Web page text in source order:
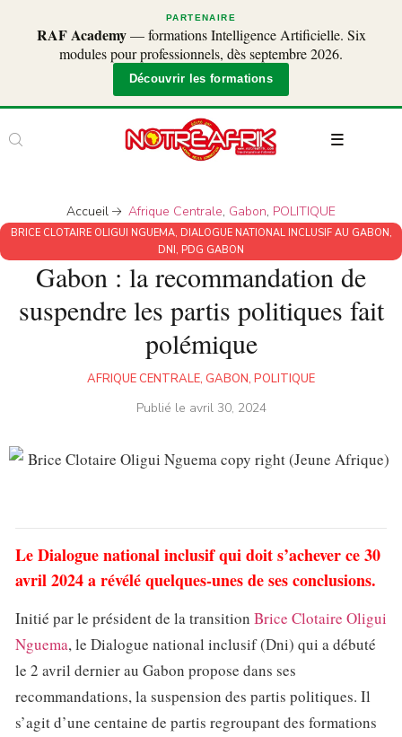
PARTENAIRE
RAF Academy— formations Intelligence Artificielle. Six
modules pour professionnels, dès septembre 2026.
Découvrir les formations
Accueil Afrique Centrale, Gabon, POLITIQUE
BRICE CLOTAIRE OLIGUI NGUEMA, DIALOGUE NATIONAL INCLUSIF AU GABON,
DNI, PDG GABON
Gabon : la recommandation de
suspendre les partis politiques fait
polémique
AFRIQUE CENTRALE, GABON, POLITIQUE
Publié le avril 30, 2024
Le Dialogue national inclusif qui doit s’achever ce 30
avril 2024 a révélé quelques-unes de ses conclusions.
Initié par le président de la transition Brice Clotaire Oligui
Nguema, le Dialogue national inclusif (Dni) qui a débuté
le 2 avril dernier au Gabon propose dans ses
recommandations, la suspension des partis politiques. Il
s’agit d’une centaine de partis regroupant des formations